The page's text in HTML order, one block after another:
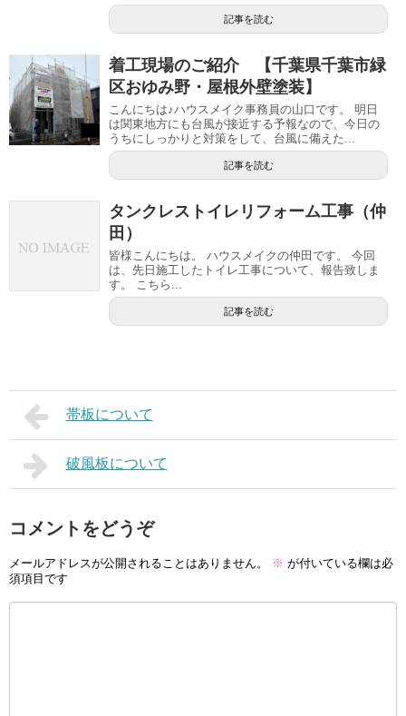
記事を読む
着工現場のご紹介 【千葉県千葉市緑
区おゆみ野・屋根外壁塗装】
こんにちは♪ハウスメイク事務員の山口です。 明日
は関東地方にも台風が接近する予報なので、今日の
うちにしっかりと対策をして、台風に備えた...
記事を読む
タンクレストイレリフォーム工事（仲
田）
皆様こんにちは。 ハウスメイクの仲田です。 今回
は、先日施工したトイレ工事について、報告致しま
す。 こちら...
記事を読む
帯板について
破風板について
コメントをどうぞ
メールアドレスが公開されることはありません。 ※ が付いている欄は必
須項目です